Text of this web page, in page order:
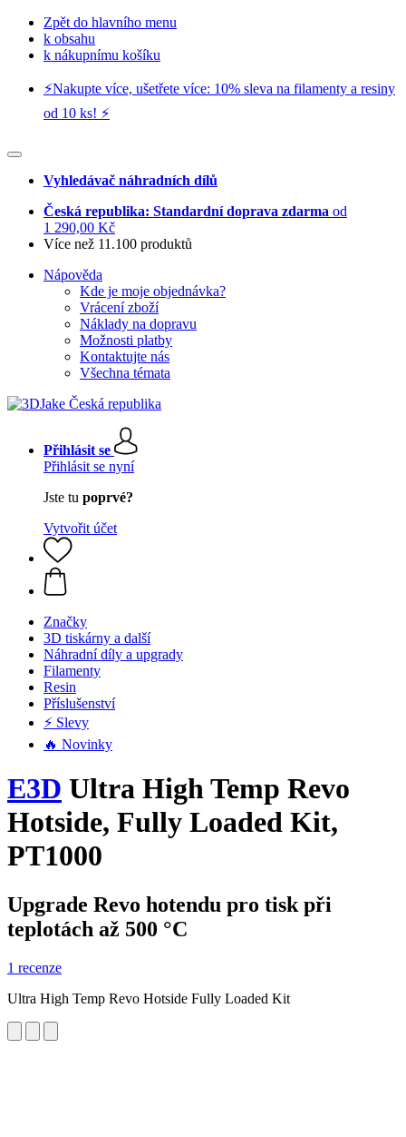
Zpět do hlavního menu
k obsahu
k nákupnímu košíku
⚡️Nakupte více, ušetřete více: 10% sleva na filamenty a resiny
od 10 ks! ⚡️
Vyhledávač náhradních dílů
Česká republika: Standardní doprava zdarma od
1 290,00 Kč
Více než 11.100 produktů
Nápověda
Kde je moje objednávka?
Vrácení zboží
Náklady na dopravu
Možnosti platby
Kontaktujte nás
Všechna témata
Přihlásit se
Přihlásit se nyní
Jste tu poprvé?
Vytvořit účet
Značky
3D tiskárny a další
Náhradní díly a upgrady
Filamenty
Resin
Příslušenství
⚡ Slevy
🔥 Novinky
E3D Ultra High Temp Revo
Hotside, Fully Loaded Kit,
PT1000
Upgrade Revo hotendu pro tisk při
teplotách až 500 °C
1 recenze
Ultra High Temp Revo Hotside Fully Loaded Kit